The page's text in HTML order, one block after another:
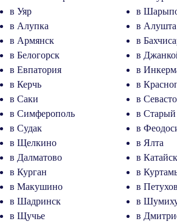
в Уяр
в
в Алупка
в Алушта
в Армянск
в
в Белогорск
в
в Евпатория
в
в Керчь
в
в Саки
в
в Симферополь
в
в Судак
в
в Щелкино
в Ялта
в Далматово
в Катайск
в Курган
в
в Макушино
в
в Шадринск
в
в Щучье
в